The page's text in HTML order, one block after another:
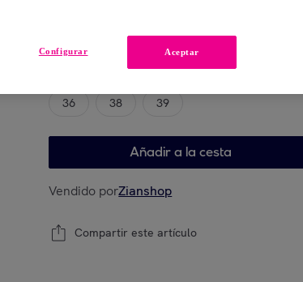
Elige tu modelo
36 38 39
Añadir a la cesta
Vendido porZianshop
Compartir este artículo
Aceptar
Configurar